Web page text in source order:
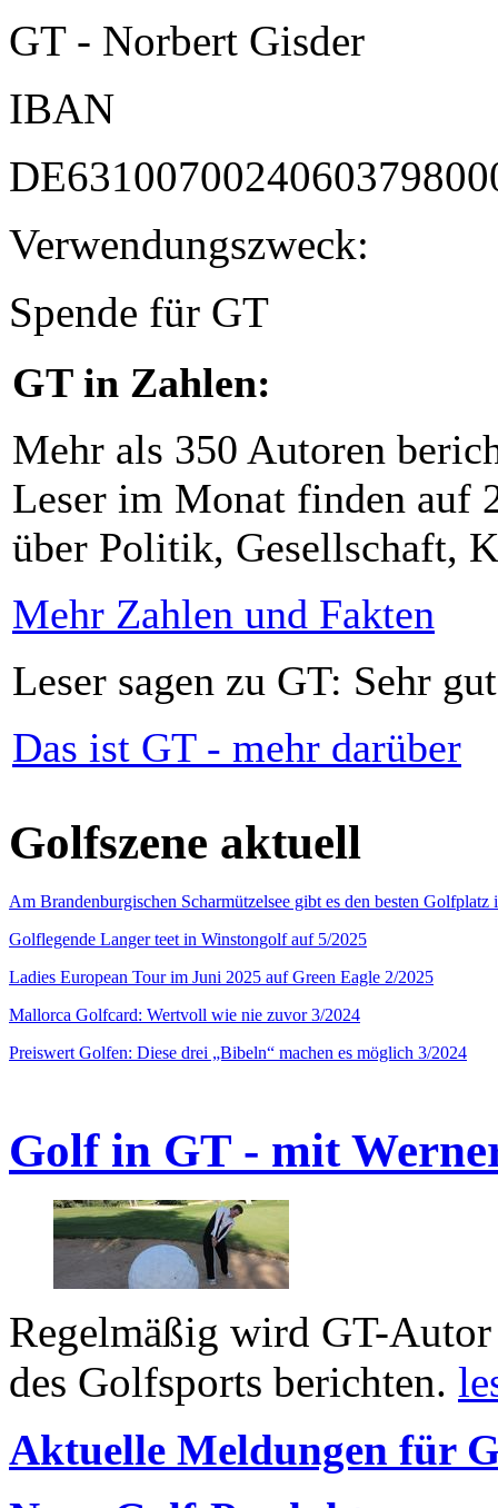
GT - Norbert Gisder
IBAN
Verwendungszweck:
Spende für GT
GT in Zahlen:
Mehr als 350 Autoren
Leser im Monat finden auf
über Politik, Gesellschaft,
Mehr Zahlen und Fakten
Leser sagen zu GT: Sehr
Das ist GT - mehr darüber
Golfszene aktuell
Am Brandenburgischen Scharmützelsee gibt es den besten
Golflegende Langer teet in Winstongolf auf 5/2025
Ladies European Tour im Juni 2025 auf Green Eagle 2/2025
Mallorca Golfcard: Wertvoll wie nie zuvor 3/2024
Preiswert Golfen: Diese drei „Bibeln“ machen es möglich 3/2024
Golf in GT - mit
Regelmäßig wird GT-
des Golfsports berichten.
Aktuelle Meldungen für